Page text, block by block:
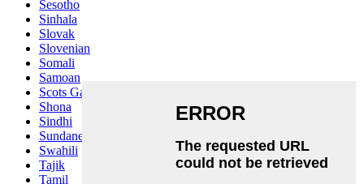
Sesotho
Sinhala
Slovak
Slovenian
Somali
Samoan
Scots Gaelic
Shona
Sindhi
Sundanese
Swahili
Tajik
Tamil